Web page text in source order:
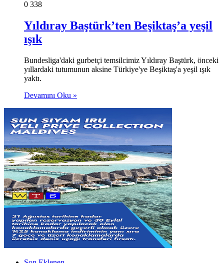
0 338
Yıldıray Baştürk’ten Beşiktaş’a yeşil
ışık
Bundesliga'daki gurbetçi temsilcimiz Yıldıray Baştürk, önceki
yıllardaki tutumunun aksine Türkiye'ye Beşiktaş'a yeşil ışık
yaktı.
Devamını Oku »